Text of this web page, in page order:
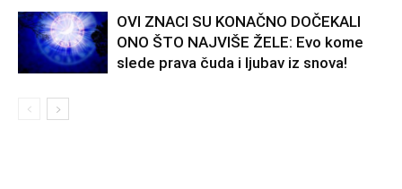
OVI ZNACI SU KONAČNO DOČEKALI
ONO ŠTO NAJVIŠE ŽELE: Evo kome
slede prava čuda i ljubav iz snova!